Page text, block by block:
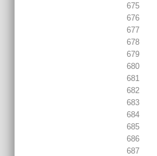
675
676
677
678
679
680
681
682
683
684
685
686
687